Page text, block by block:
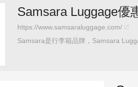
Samsara Luggage優
https://www.samsaraluggage.com/
Samsara是行李箱品牌，Samsara